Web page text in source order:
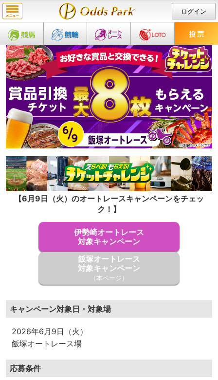
ログイン
【6月9日（火）のオートレースキャンペーンをチェッ
ク！】
伊勢崎オートレース
対象キャンペーン
飯塚オートレース
対象キャンペーン
（本ページ）
キャンペーン対象日・対象場
2026年6月9日（火）
飯塚オートレース場
応募条件